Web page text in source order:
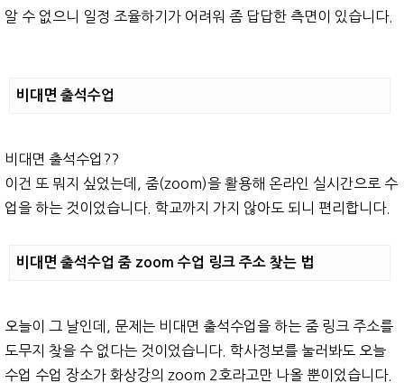
알 수 없으니 일정 조율하기가 어려워 좀 답답한 측면이 있습니다.
비대면 출석수업
비대면 출석수업??
이건 또 뭐지 싶었는데, 줌(zoom)을 활용해 온라인 실시간으로 수
업을 하는 것이었습니다. 학교까지 가지 않아도 되니 편리합니다.
비대면 출석수업 줌 zoom 수업 링크 주소 찾는 법
오늘이 그 날인데, 문제는 비대면 출석수업을 하는 줌 링크 주소를
도무지 찾을 수 없다는 것이었습니다. 학사정보를 눌러봐도 오늘
수업 수업 장소가 화상강의 zoom 2호라고만 나올 뿐이었습니다.